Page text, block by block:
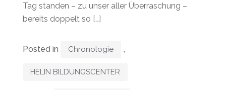
Tag standen – zu unser aller Überraschung –
bereits doppelt so […]
Posted in Chronologie ,
HELIN BILDUNGSCENTER